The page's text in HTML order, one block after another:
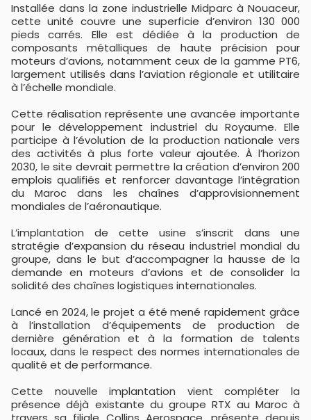
Installée dans la zone industrielle Midparc à Nouaceur,
cette unité couvre une superficie d’environ 130 000
pieds carrés. Elle est dédiée à la production de
composants métalliques de haute précision pour
moteurs d’avions, notamment ceux de la gamme PT6,
largement utilisés dans l’aviation régionale et utilitaire
à l’échelle mondiale.
Cette réalisation représente une avancée importante
pour le développement industriel du Royaume. Elle
participe à l’évolution de la production nationale vers
des activités à plus forte valeur ajoutée. À l’horizon
2030, le site devrait permettre la création d’environ 200
emplois qualifiés et renforcer davantage l’intégration
du Maroc dans les chaînes d’approvisionnement
mondiales de l’aéronautique.
L’implantation de cette usine s’inscrit dans une
stratégie d’expansion du réseau industriel mondial du
groupe, dans le but d’accompagner la hausse de la
demande en moteurs d’avions et de consolider la
solidité des chaînes logistiques internationales.
Lancé en 2024, le projet a été mené rapidement grâce
à l’installation d’équipements de production de
dernière génération et à la formation de talents
locaux, dans le respect des normes internationales de
qualité et de performance.
Cette nouvelle implantation vient compléter la
présence déjà existante du groupe RTX au Maroc à